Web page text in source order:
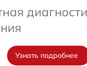
Узнать подробнее